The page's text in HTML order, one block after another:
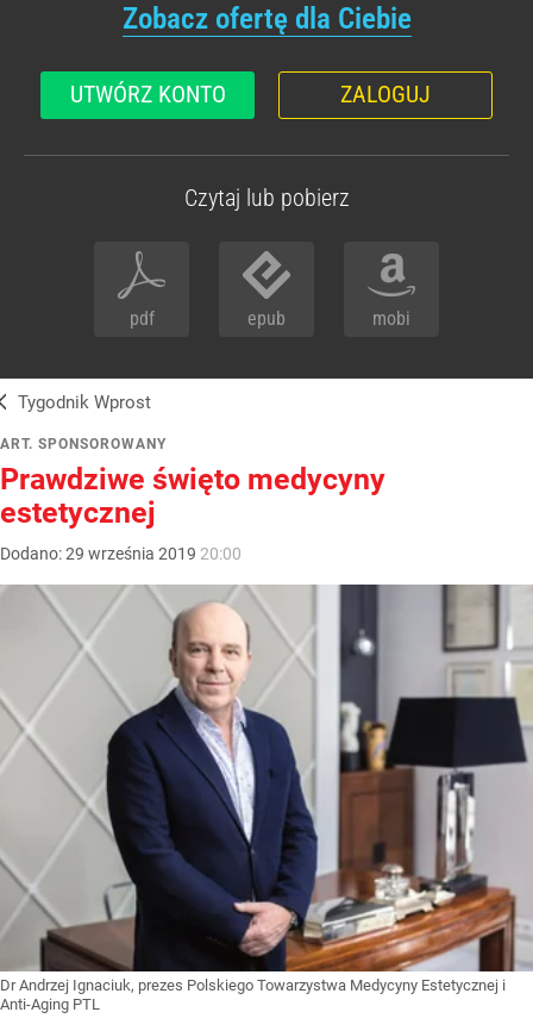
Zobacz ofertę dla Ciebie
UTWÓRZ KONTO ZALOGUJ
Czytaj lub pobierz
pdf epub mobi
Tygodnik Wprost
ART. SPONSOROWANY
Prawdziwe święto medycyny
estetycznej
Dodano:29 września 2019 20:00
Dr Andrzej Ignaciuk, prezes Polskiego Towarzystwa Medycyny Estetycznej i
Anti-Aging PTL